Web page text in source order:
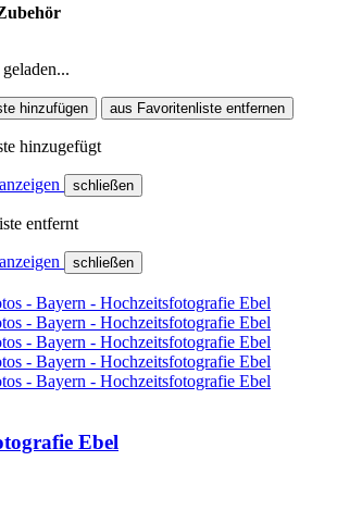
hinzufügen aus Favoritenliste entfernen
hinzugefügt
schließen
entfernt
schließen
Ebel